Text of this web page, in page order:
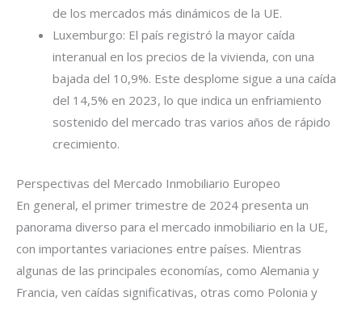
de los mercados más dinámicos de la UE.
Luxemburgo: El país registró la mayor caída
interanual en los precios de la vivienda, con una
bajada del 10,9%. Este desplome sigue a una caída
del 14,5% en 2023, lo que indica un enfriamiento
sostenido del mercado tras varios años de rápido
crecimiento.
Perspectivas del Mercado Inmobiliario Europeo
En general, el primer trimestre de 2024 presenta un
panorama diverso para el mercado inmobiliario en la UE,
con importantes variaciones entre países. Mientras
algunas de las principales economías, como Alemania y
Francia, ven caídas significativas, otras como Polonia y